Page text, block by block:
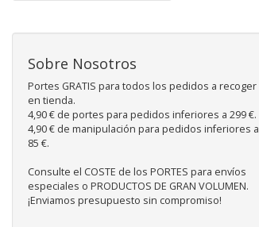
Sobre Nosotros
Portes GRATIS para todos los pedidos a recoger
en tienda.
4,90 € de portes para pedidos inferiores a 299 €.
4,90 € de manipulación para pedidos inferiores a
85 €.
Consulte el COSTE de los PORTES para envíos
especiales o PRODUCTOS DE GRAN VOLUMEN.
¡Enviamos presupuesto sin compromiso!